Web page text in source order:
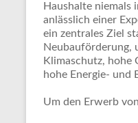
Haushalte niemals
anlässlich einer
ein zentrales Ziel
Neubauförderung,
Klimaschutz, hohe
hohe Energie- und
Um den Erwerb